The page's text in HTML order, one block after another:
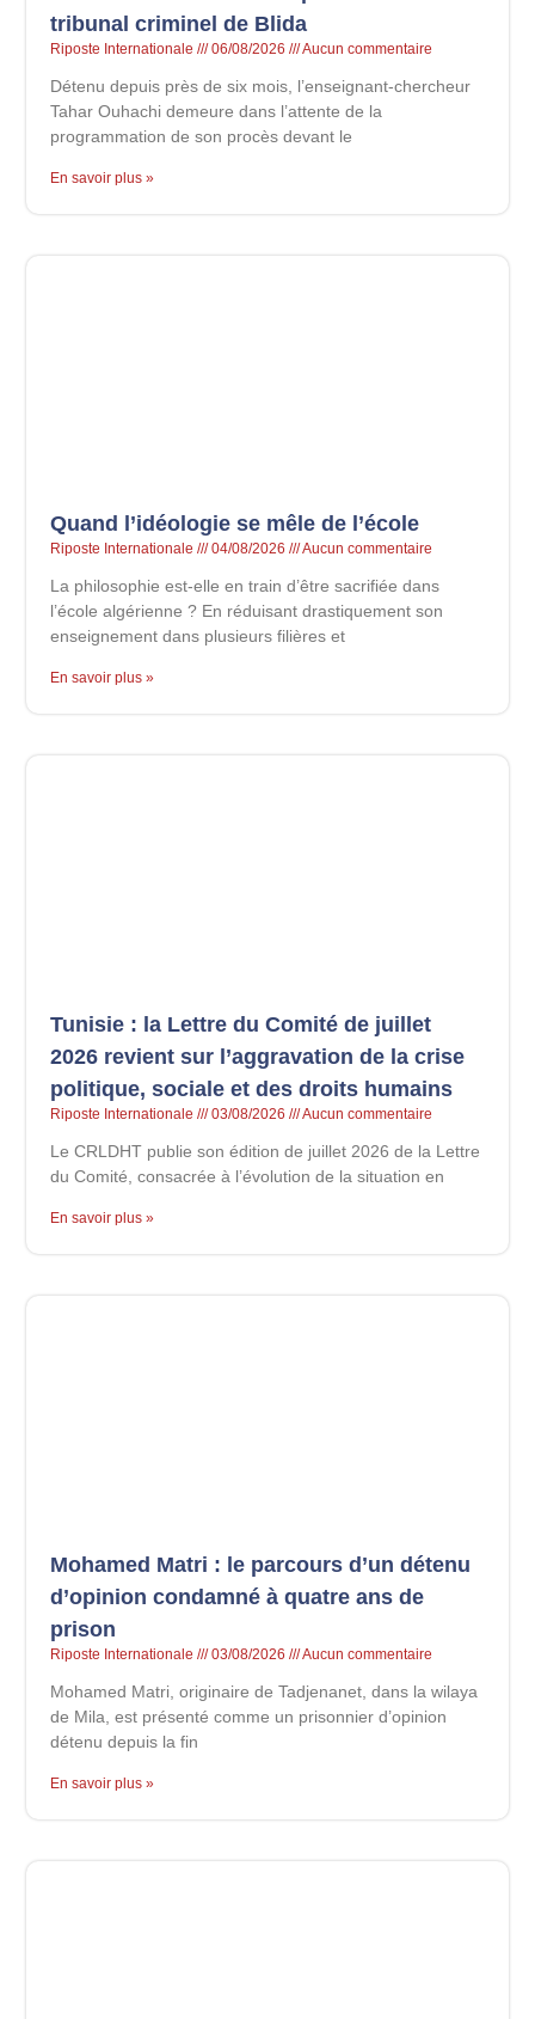
tribunal criminel de Blida
Riposte Internationale 06/08/2026 Aucun commentaire
Détenu depuis près de six mois, l’enseignant-chercheur
Tahar Ouhachi demeure dans l’attente de la
programmation de son procès devant le
En savoir plus »
Quand l’idéologie se mêle de l’école
Riposte Internationale 04/08/2026 Aucun commentaire
La philosophie est-elle en train d’être sacrifiée dans
l’école algérienne ? En réduisant drastiquement son
enseignement dans plusieurs filières et
En savoir plus »
Tunisie : la Lettre du Comité de juillet
2026 revient sur l’aggravation de la crise
politique, sociale et des droits humains
Riposte Internationale 03/08/2026 Aucun commentaire
Le CRLDHT publie son édition de juillet 2026 de la Lettre
du Comité, consacrée à l’évolution de la situation en
En savoir plus »
Mohamed Matri : le parcours d’un détenu
d’opinion condamné à quatre ans de
prison
Riposte Internationale 03/08/2026 Aucun commentaire
Mohamed Matri, originaire de Tadjenanet, dans la wilaya
de Mila, est présenté comme un prisonnier d’opinion
détenu depuis la fin
En savoir plus »